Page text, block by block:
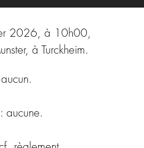
2026, à 10h00,
à Turckheim.
aucune.